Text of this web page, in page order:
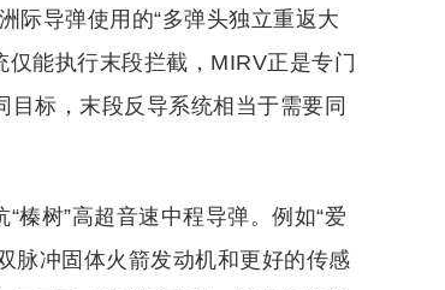
际导弹使用的“多弹头独立重返大
能执行末段拦截，MIRV正是专门
标，末段反导系统相当于需要同
榛树”高超音速中程导弹。例如“爱
脉冲固体火箭发动机和更好的传感